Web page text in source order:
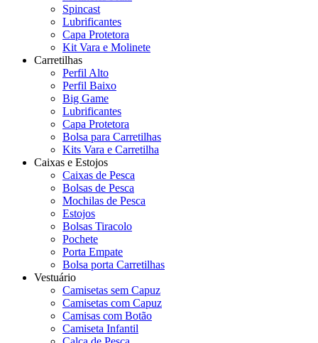
Spincast
Lubrificantes
Capa Protetora
Kit Vara e Molinete
Carretilhas
Perfil Alto
Perfil Baixo
Big Game
Lubrificantes
Capa Protetora
Bolsa para Carretilhas
Kits Vara e Carretilha
Caixas e Estojos
Caixas de Pesca
Bolsas de Pesca
Mochilas de Pesca
Estojos
Bolsas Tiracolo
Pochete
Porta Empate
Bolsa porta Carretilhas
Vestuário
Camisetas sem Capuz
Camisetas com Capuz
Camisas com Botão
Camiseta Infantil